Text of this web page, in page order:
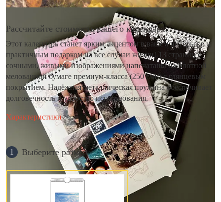
Рассчитайте стоимость вашего календаря
Этот календарь станет ярким акцентом в вашем интерьере и
практичным подарком на все случаи жизни! 13 страниц с
сочными, живыми изображениями напечатаны на плотной
мелованной бумаге премиум-класса (250 г/м²) с глянцевым
покрытием. Надёжная металлическая пружина обеспечивает
долговечность и удобство использования.
Характеристики
1 Выберите размер